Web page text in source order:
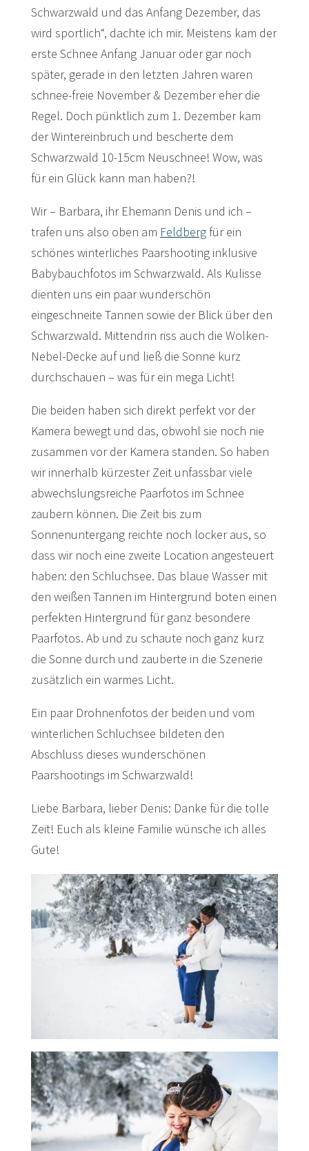
Schwarzwald und das Anfang Dezember, das
wird sportlich“, dachte ich mir. Meistens kam der
erste Schnee Anfang Januar oder gar noch
später, gerade in den letzten Jahren waren
schnee-freie November & Dezember eher die
Regel. Doch pünktlich zum 1. Dezember kam
der Wintereinbruch und bescherte dem
Schwarzwald 10-15cm Neuschnee! Wow, was
für ein Glück kann man haben?!
Wir – Barbara, ihr Ehemann Denis und ich –
trafen uns also oben am Feldbergfür ein
schönes winterliches Paarshooting inklusive
Babybauchfotos im Schwarzwald. Als Kulisse
dienten uns ein paar wunderschön
eingeschneite Tannen sowie der Blick über den
Schwarzwald. Mittendrin riss auch die Wolken-
Nebel-Decke auf und ließ die Sonne kurz
durchschauen – was für ein mega Licht!
Die beiden haben sich direkt perfekt vor der
Kamera bewegt und das, obwohl sie noch nie
zusammen vor der Kamera standen. So haben
wir innerhalb kürzester Zeit unfassbar viele
abwechslungsreiche Paarfotos im Schnee
zaubern können. Die Zeit bis zum
Sonnenuntergang reichte noch locker aus, so
dass wir noch eine zweite Location angesteuert
haben: den Schluchsee. Das blaue Wasser mit
den weißen Tannen im Hintergrund boten einen
perfekten Hintergrund für ganz besondere
Paarfotos. Ab und zu schaute noch ganz kurz
die Sonne durch und zauberte in die Szenerie
zusätzlich ein warmes Licht.
Ein paar Drohnenfotos der beiden und vom
winterlichen Schluchsee bildeten den
Abschluss dieses wunderschönen
Paarshootings im Schwarzwald!
Liebe Barbara, lieber Denis: Danke für die tolle
Zeit! Euch als kleine Familie wünsche ich alles
Gute!